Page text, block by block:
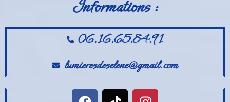
Informations :
06.16.65.84.91
lumieresdeselene@gmail.com